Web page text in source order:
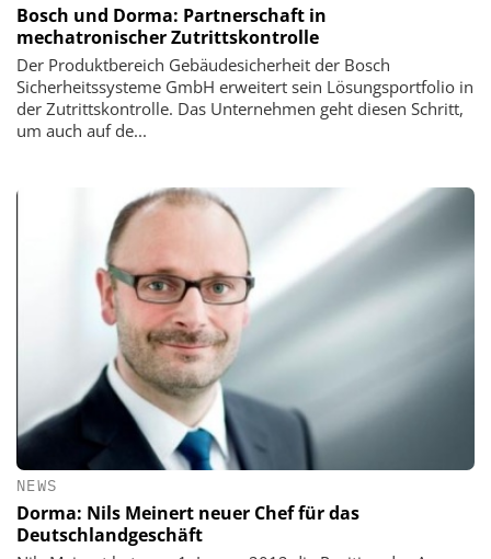
Bosch und Dorma: Partnerschaft in
mechatronischer Zutrittskontrolle
Der Produktbereich Gebäudesicherheit der Bosch
Sicherheitssysteme GmbH erweitert sein Lösungsportfolio in
der Zutrittskontrolle. Das Unternehmen geht diesen Schritt,
um auch auf de...
NEWS
Dorma: Nils Meinert neuer Chef für das
Deutschlandgeschäft